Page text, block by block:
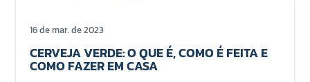
16 de mar. de 2023
CERVEJA VERDE: O QUE É, COMO É FEITA E
COMO FAZER EM CASA